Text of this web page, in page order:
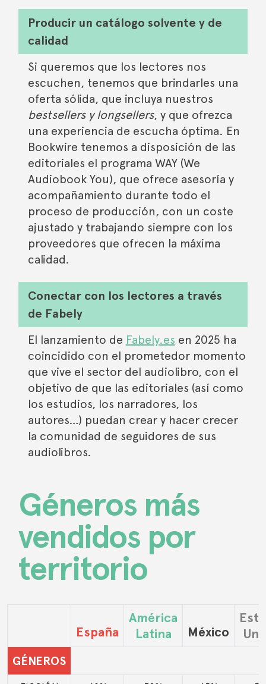
Producir un catálogo solvente y de
calidad
Si queremos que los lectores nos
escuchen, tenemos que brindarles una
oferta sólida, que incluya nuestros
bestsellers y longsellers, y que ofrezca
una experiencia de escucha óptima. En
Bookwire tenemos a disposición de las
editoriales el programa WAY (We
Audiobook You), que ofrece asesoría y
acompañamiento durante todo el
proceso de producción, con un coste
ajustado y trabajando siempre con los
proveedores que ofrecen la máxima
calidad.
Conectar con los lectores a través
de Fabely
El lanzamiento de Fabely.es en 2025 ha
coincidido con el prometedor momento
que vive el sector del audiolibro, con el
objetivo de que las editoriales (así como
los estudios, los narradores, los
autores…) puedan crear y hacer crecer
la comunidad de seguidores de sus
audiolibros.
Géneros más
vendidos por
territorio
España
América
Latina
México
GÉNEROS